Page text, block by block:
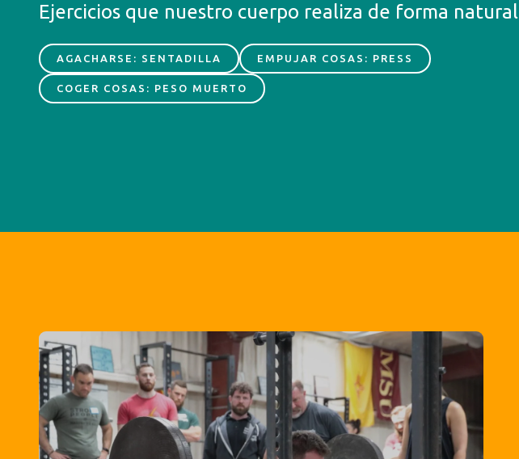
Ejercicios que nuestro cuerpo realiza de forma natural
AGACHARSE: SENTADILLA EMPUJAR COSAS: PRESS
COGER COSAS: PESO MUERTO